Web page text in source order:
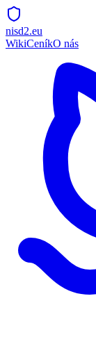
nisd2.eu
WikiCeníkO nás